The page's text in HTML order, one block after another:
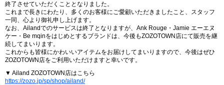
終了させていただくこととなりました。
これまで長きにわたり、多くのお客様にご愛顧いただきましたこと、スタッフ
一同、心より御礼申し上げます。
なお、Ailandでのサービスは終了となりますが、Ank Rouge・Jamie エーエヌ
ケー・Be mqinをはじめとするブランドは、今後もZOZOTOWN店にて販売を継
続してまいります。
これからも皆様にかわいいアイテムをお届けしてまいりますので、今後はぜひ
ZOZOTOWN店をご利用いただけますと幸いです。
▼ Ailand ZOZOTOWN店はこちら
https://zozo.jp/sp/shop/ailand/